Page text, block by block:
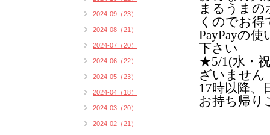
まるうま
くのでお得
PayPayの
下さい
★5/1(水・
ざいません
17時以降、
お持ち帰り
2024-09（23）
2024-08（21）
2024-07（20）
2024-06（22）
2024-05（23）
2024-04（18）
2024-03（20）
2024-02（21）